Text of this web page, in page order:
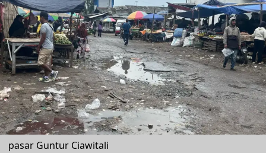
pasar Guntur Ciawitali